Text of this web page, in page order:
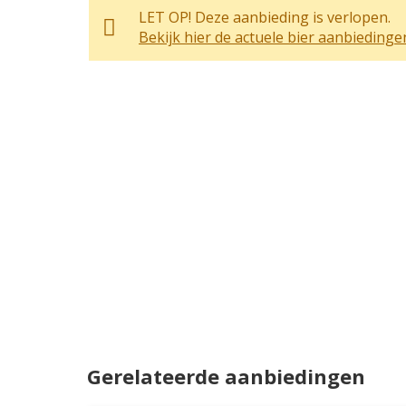
LET OP! Deze aanbieding is verlopen.
Bekijk hier de actuele bier
Gerelateerde aanbiedingen